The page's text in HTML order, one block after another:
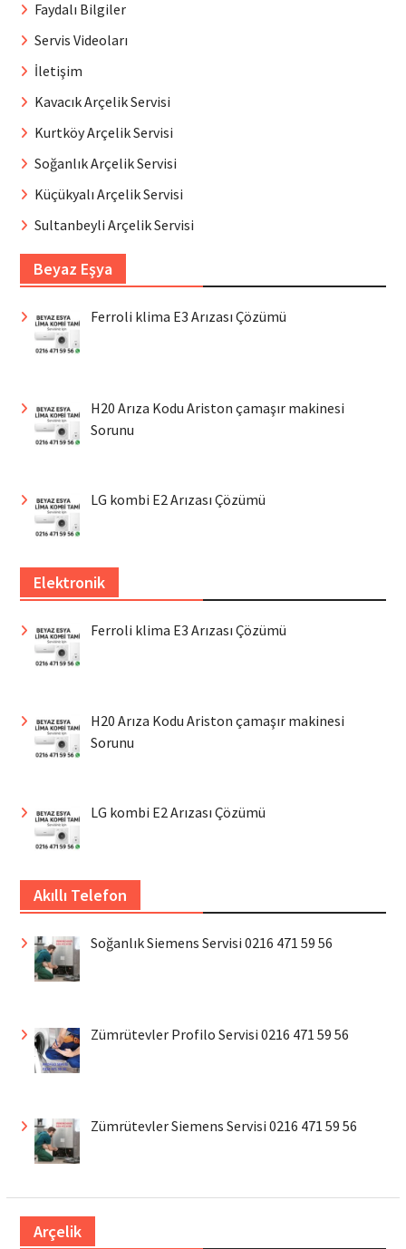
Faydalı Bilgiler
Servis Videoları
İletişim
Kavacık Arçelik Servisi
Kurtköy Arçelik Servisi
Soğanlık Arçelik Servisi
Küçükyalı Arçelik Servisi
Sultanbeyli Arçelik Servisi
Beyaz Eşya
Ferroli klima E3 Arızası Çözümü
H20 Arıza Kodu Ariston çamaşır makinesi
Sorunu
LG kombi E2 Arızası Çözümü
Elektronik
Ferroli klima E3 Arızası Çözümü
H20 Arıza Kodu Ariston çamaşır makinesi
Sorunu
LG kombi E2 Arızası Çözümü
Akıllı Telefon
Soğanlık Siemens Servisi 0216 471 59 56
Zümrütevler Profilo Servisi 0216 471 59 56
Zümrütevler Siemens Servisi 0216 471 59 56
Arçelik